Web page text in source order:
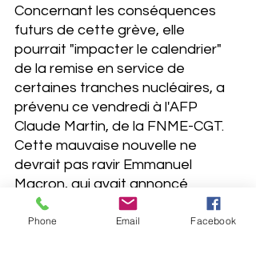
Concernant les conséquences
futurs de cette grève, elle
pourrait "impacter le calendrier"
de la remise en service de
certaines tranches nucléaires, a
prévenu ce vendredi à l'AFP
Claude Martin, de la FNME-CGT.
Cette mauvaise nouvelle ne
devrait pas ravir Emmanuel
Macron, qui avait annoncé
mercredi sur le plateau de France
2 vouloir "(...)passer environ 40
Phone Email Facebook